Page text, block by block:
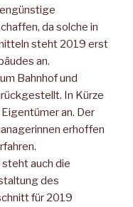
da solche in
steht 2019 erst
an.
Bahnhof und
In Kürze
an. Der
erhoffen
auch die
des
für 2019